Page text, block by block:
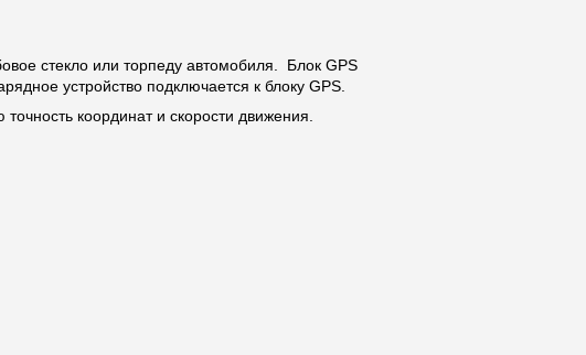
стекло или торпеду автомобиля. Блок GPS
устройство подключается к блоку GPS.
координат и скорости движения.